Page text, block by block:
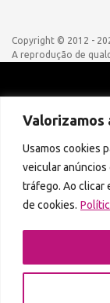
Valorizamos
Usamos cookies
veicular
tráfego. Ao clicar
de cookies.
Copyright © 2012 -
A reprodução de